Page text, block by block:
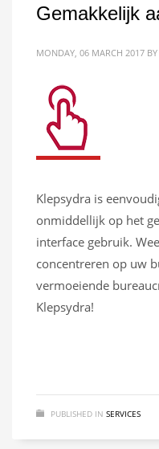
Gemakkelijk
MONDAY, 06 MARCH 2017 BY
Klepsydra is
onmiddellijk op het
interface gebruik.
concentreren op uw
vermoeiende
Klepsydra!
PUBLISHED IN SERVICES